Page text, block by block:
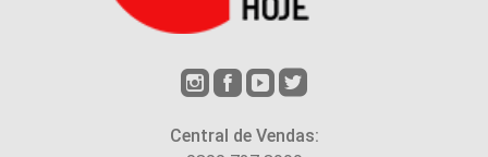
Central de Vendas: